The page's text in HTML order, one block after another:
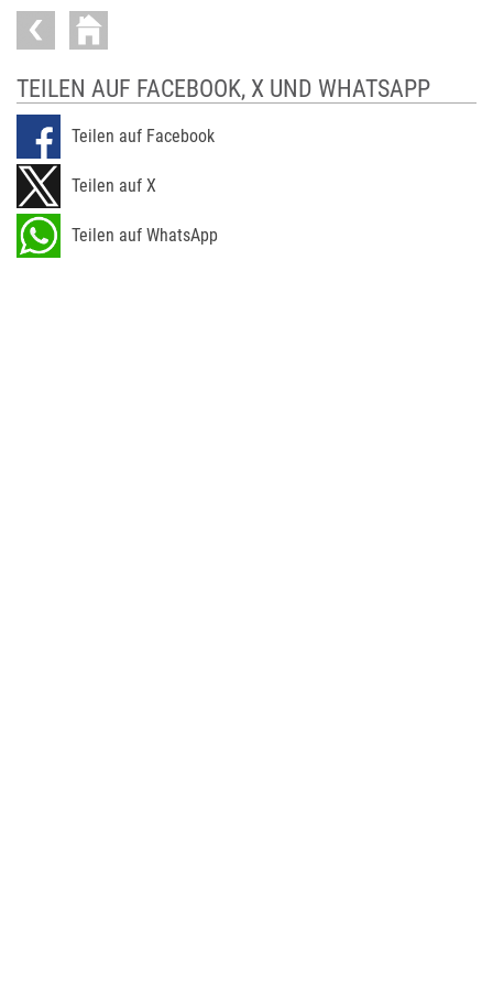
TEILEN AUF FACEBOOK, X UND WHATSAPP
Teilen auf Facebook
Teilen auf X
Teilen auf WhatsApp